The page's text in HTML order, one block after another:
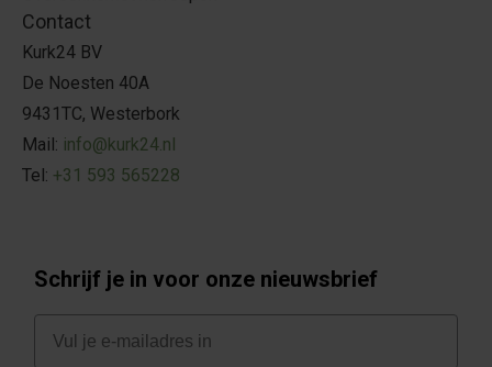
Contact
Kurk24 BV
De Noesten 40A
9431TC, Westerbork
Mail: info@kurk24.nl
Tel: +31 593 565228
Schrijf je in voor onze nieuwsbrief
E-mail